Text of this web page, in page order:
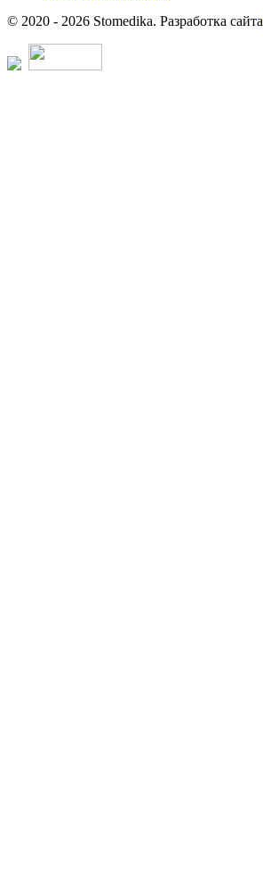
© 2020 - 2026 Stomedika. Разработка сайта